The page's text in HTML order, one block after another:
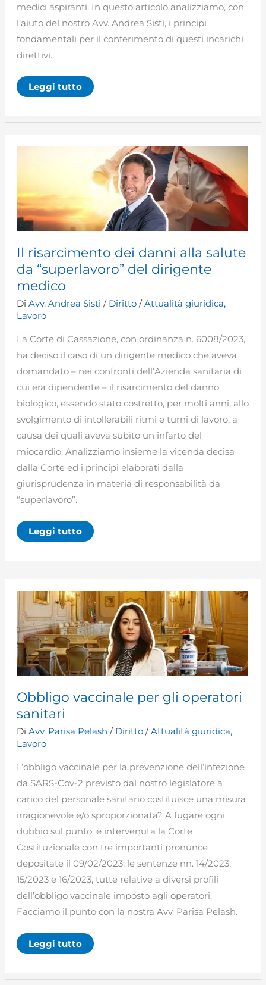
medici aspiranti. In questo articolo analizziamo, con
l’aiuto del nostro Avv. Andrea Sisti, i principi
fondamentali per il conferimento di questi incarichi
direttivi.
Il
conferimento
direzione
struttura
Leggi tutto
Il risarcimento dei danni alla salute
da “superlavoro” del dirigente
medico
DiAvv. Andrea Sisti/ Diritto /Attualità giuridica,
Lavoro
La Corte di Cassazione, con ordinanza n. 6008/2023,
ha deciso il caso di un dirigente medico che aveva
domandato – nei confronti dell’Azienda sanitaria di
cui era dipendente – il risarcimento del danno
biologico, essendo stato costretto, per molti anni, allo
svolgimento di intollerabili ritmi e turni di lavoro, a
causa dei quali aveva subìto un infarto del
miocardio. Analizziamo insieme la vicenda decisa
dalla Corte ed i principi elaborati dalla
giurisprudenza in materia di responsabilità da
“superlavoro”.
Il
risarcimento
alla
“superlavoro”
del
dirigente
medico
Leggi tutto
Obbligo vaccinale per gli operatori
sanitari
DiAvv. Parisa Pelash/ Diritto /Attualità giuridica,
Lavoro
L’obbligo vaccinale per la prevenzione dell’infezione
da SARS-Cov-2 previsto dal nostro legislatore a
carico del personale sanitario costituisce una misura
irragionevole e/o sproporzionata? A fugare ogni
dubbio sul punto, è intervenuta la Corte
Costituzionale con tre importanti pronunce
depositate il 09/02/2023: le sentenze nn. 14/2023,
15/2023 e 16/2023, tutte relative a diversi profili
dell’obbligo vaccinale imposto agli operatori.
Facciamo il punto con la nostra Avv. Parisa Pelash.
Obbligo
vaccinale
operatori
Leggi tutto